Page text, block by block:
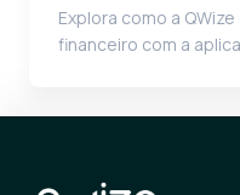
Explora como a
financeiro com a